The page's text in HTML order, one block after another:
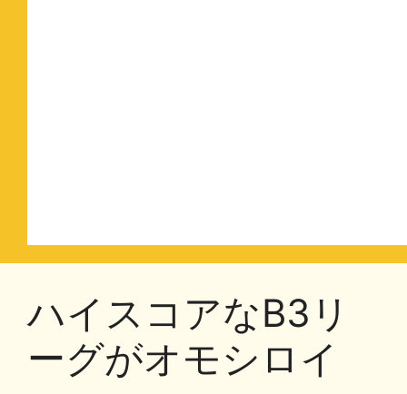
ハイスコアなB3リ
ーグがオモシロイ